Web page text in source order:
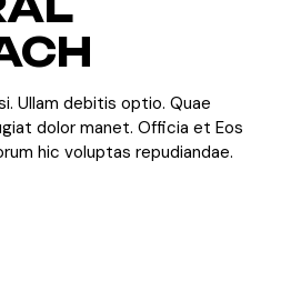
Ullam debitis optio. Quae
dolor manet. Officia et Eos
hic voluptas repudiandae.